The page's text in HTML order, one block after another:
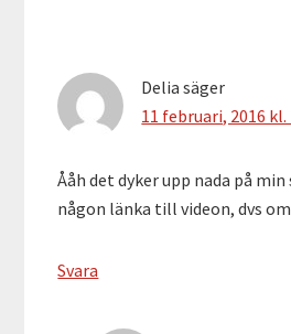
Delia säger
11 februari, 2016 kl.
Ååh det dyker upp nada på
någon länka till videon, dvs
Svara